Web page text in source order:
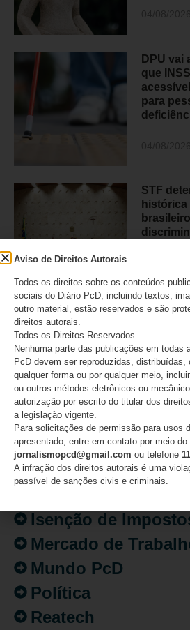
DPU vai
que
para
STF
03/08/2026
CATEGORIAS
Acessibilidade
Artigo/Opinião
Atualidades
Destaques
Fatos
Isenção de
Mercado de
Mundo PcD
Política
Reatech
Aviso de Direitos Autorais
Todos os direitos sobre os conteúdos
sociais do Diário PcD, incluindo textos,
outro material, estão reservados e são
direitos autorais.
Todos os Direitos Reservados.
Nenhuma parte das publicações em todas
PcD devem ser reproduzidas, distribuídas,
qualquer forma ou por qualquer meio,
ou outros métodos eletrônicos ou
autorização por escrito do titular dos
a legislação vigente.
Para solicitações de permissão para usos
apresentado, entre em contato por meio do
jornalismopcd@gmail.com ou telefone
A infração dos direitos autorais é uma
passível de sanções civis e criminais.